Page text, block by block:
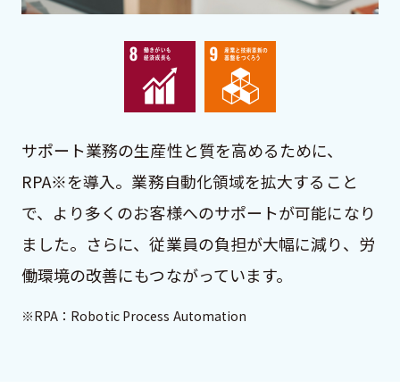
サポート業務の生産性と質を高めるために、
RPA※を導入。業務自動化領域を拡大すること
で、より多くのお客様へのサポートが可能になり
ました。さらに、従業員の負担が大幅に減り、労
働環境の改善にもつながっています。
※RPA：Robotic Process Automation